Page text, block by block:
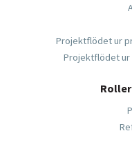
Projektflödet ur
Projektflödet